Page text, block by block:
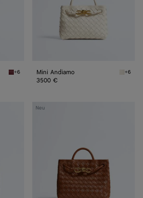
Lava red Mini Andiamo
+6 Mini Andiamo Sea
+6
3500 €
Neu
Kleine